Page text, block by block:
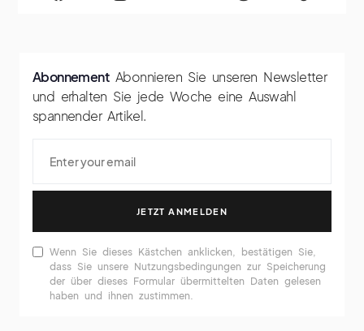
Abonnement Abonnieren Sie unseren Newsletter
und erhalten Sie jede Woche eine Auswahl
spannender Artikel.
JETZT ANMELDEN
Wenn Sie dieses Kästchen anklicken, bestätigen Sie,
dass Sie unsere Nutzungsbedingungen zur Speicherung
der über dieses Formular übermittelten Daten gelesen
haben und ihnen zustimmen.